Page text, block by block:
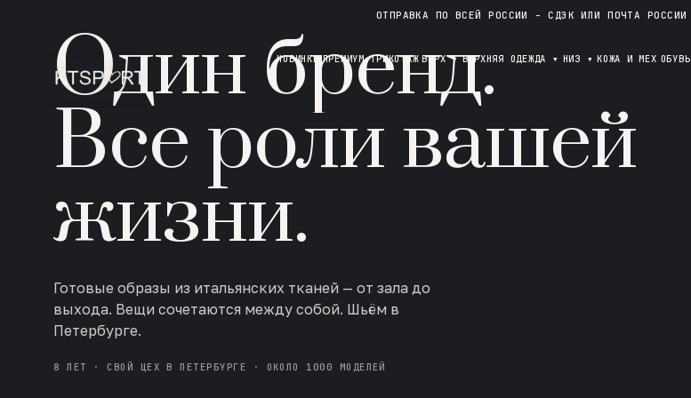
ОТПРАВКА ПО ВСЕЙ РОССИИ - СДЭК ИЛИ ПОЧТА РОССИИ
НОВИНКИ ПРЕМИУМ ТРИКОТАЖ ВЕРХ▾ ВЕРХНЯЯ ОДЕЖДА ▾ НИЗ ▾ КОЖА И МЕХ ОБУВЬ
Один бренд.
Все роли вашей
жизни.
Готовые образы из итальянских тканей — от зала до
выхода. Вещи сочетаются между собой. Шьём в
Петербурге.
8 ЛЕТ · СВОЙ ЦЕХ В ПЕТЕРБУРГЕ · ОКОЛО 1000 МОДЕЛЕЙ